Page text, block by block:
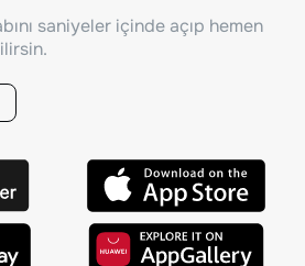
saniyeler içinde açıp hemen